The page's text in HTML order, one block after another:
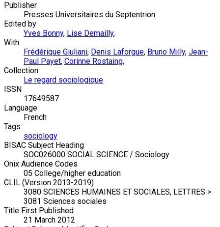
Publisher
Presses Universitaires du Septentrion
Edited by
Yves Bonny, Lise Demailly,
With
Frédérique Giuliani, Denis Laforgue, Bruno Milly, Jean-
Paul Payet, Corinne Rostaing,
Collection
Le regard sociologique
ISSN
17649587
Language
French
Tags
sociology
BISAC Subject Heading
SOC026000 SOCIAL SCIENCE / Sociology
Onix Audience Codes
05 College/higher education
CLIL (Version 2013-2019)
3080 SCIENCES HUMAINES ET SOCIALES, LETTRES >
3081 Sciences sociales
Title First Published
21 March 2012